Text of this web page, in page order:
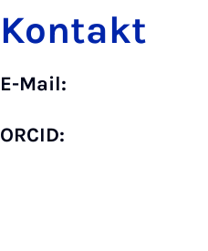
Kontakt
E-Mail:
ORCID: